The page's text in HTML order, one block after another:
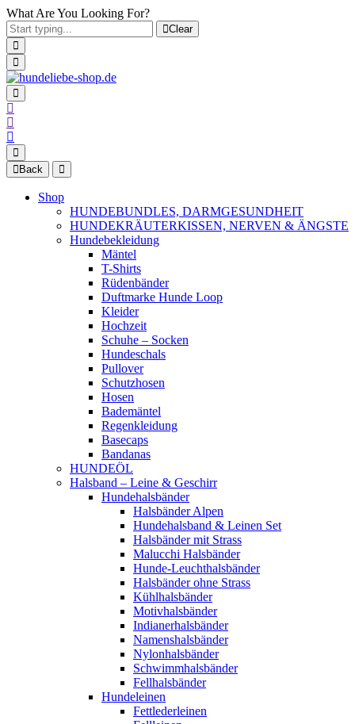
What Are You Looking For?
Clear
Back
Shop
HUNDEBUNDLES, DARMGESUNDHEIT
HUNDEKRÄUTERKISSEN, NERVEN & ÄNGSTE
Hundebekleidung
Mäntel
T-Shirts
Rüdenbänder
Duftmarke Hunde Loop
Kleider
Hochzeit
Schuhe – Socken
Hundeschals
Pullover
Schutzhosen
Hosen
Bademäntel
Regenkleidung
Basecaps
Bandanas
HUNDEÖL
Halsband – Leine & Geschirr
Hundehalsbänder
Halsbänder Alpen
Hundehalsband & Leinen Set
Halsbänder mit Strass
Malucchi Halsbänder
Hunde-Leuchthalsbänder
Halsbänder ohne Strass
Kühlhalsbänder
Motivhalsbänder
Indianerhalsbänder
Namenshalsbänder
Nylonhalsbänder
Schwimmhalsbänder
Fellhalsbänder
Hundeleinen
Fettlederleinen